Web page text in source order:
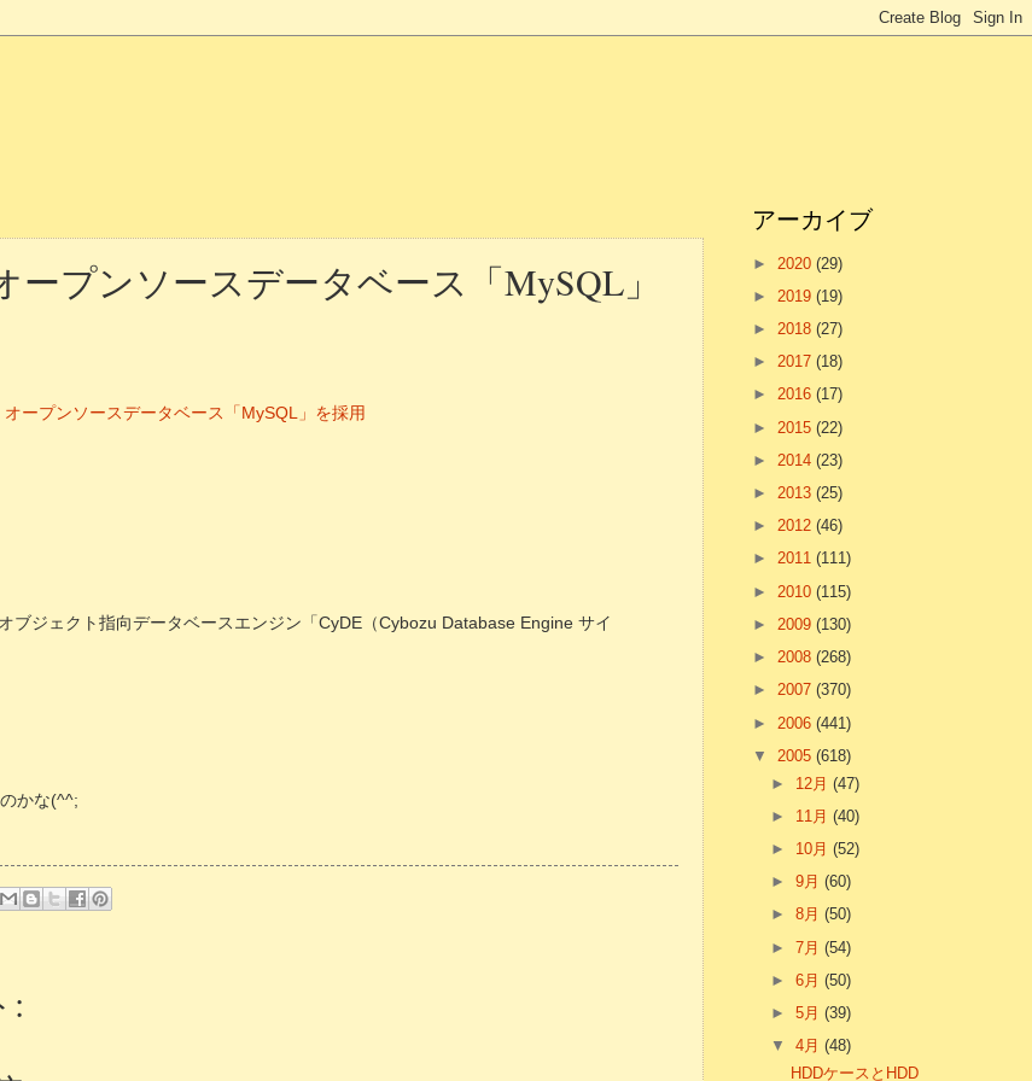
ープンソースデータベース「MySQL」
ープンソースデータベース「MySQL」を採用
ブジェクト指向データベースエンジン「CyDE（Cybozu Database Engine サイ
かな(^^;
:
アーカイブ
► 2020 (29)
► 2019 (19)
► 2018 (27)
► 2017 (18)
► 2016 (17)
► 2015 (22)
► 2014 (23)
► 2013 (25)
► 2012 (46)
► 2011 (111)
► 2010 (115)
► 2009 (130)
► 2008 (268)
► 2007 (370)
► 2006 (441)
▼ 2005 (618)
► 12月(47)
► 11月(40)
► 10月(52)
►9月(60)
►8月(50)
►7月(54)
►6月(50)
►5月(39)
▼4月(48)
HDDケースとHDD